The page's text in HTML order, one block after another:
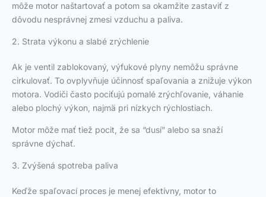
môže motor naštartovať a potom sa okamžite zastaviť z
dôvodu nesprávnej zmesi vzduchu a paliva.
2. Strata výkonu a slabé zrýchlenie
Ak je ventil zablokovaný, výfukové plyny nemôžu správne
cirkulovať. To ovplyvňuje účinnosť spaľovania a znižuje výkon
motora. Vodiči často pociťujú pomalé zrýchľovanie, váhanie
alebo plochý výkon, najmä pri nízkych rýchlostiach.
Motor môže mať tiež pocit, že sa “dusí” alebo sa snaží
správne dýchať.
3. Zvýšená spotreba paliva
Keďže spaľovací proces je menej efektívny, motor to